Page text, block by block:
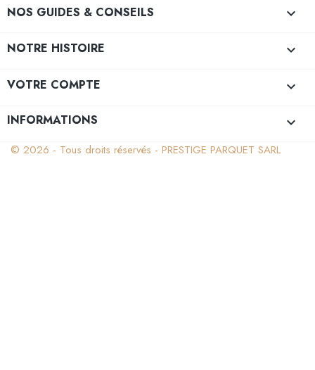
NOS GUIDES & CONSEILS 
NOTRE HISTOIRE 
VOTRE COMPTE 
INFORMATIONS keyboard_arrow_down
© 2026 - Tous droits réservés - PRESTIGE PARQUET SARL